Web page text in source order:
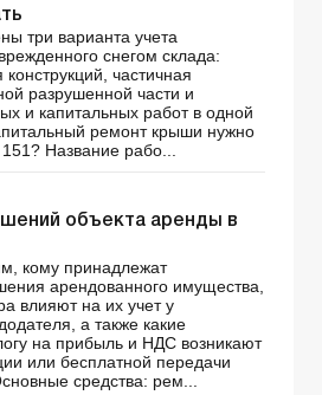
три варианта учета
снегом склада:
частичная
разрушенной части и
и капитальных работ в одной
ремонт крыши нужно
151? Название рабо...
объекта аренды в
кому принадлежат
арендованного имущества,
влияют на их учет у
а также какие
на прибыль и НДС возникают
или бесплатной передачи
средства: рем...